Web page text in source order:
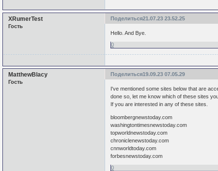
Поделиться21.07.23 23.52.25
XRumerTest
Гость
Hello. And Bye.
0
Поделиться19.09.23 07.05.29
MatthewBlacy
Гость
I've mentioned some sites below that are
done so, let me know which of these sites
If you are interested in any of these sites.
bloombergnewstoday.com
washingtontimesnewstoday.com
topworldnewstoday.com
chroniclenewstoday.com
cnnworldtoday.com
forbesnewstoday.com
0